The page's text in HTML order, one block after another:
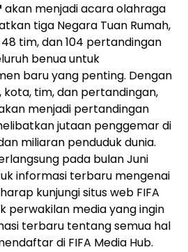
akan menjadi acara olahraga
tiga Negara Tuan Rumah,
48 tim, dan 104 pertandingan
benua untuk
baru yang penting. Dengan
tim, dan pertandingan,
menjadi pertandingan
jutaan penggemar di
miliaran penduduk dunia.
pada bulan Juni
informasi terbaru mengenai
kunjungi situs web FIFA
perwakilan media yang ingin
terbaru tentang semua hal
di FIFA Media Hub.